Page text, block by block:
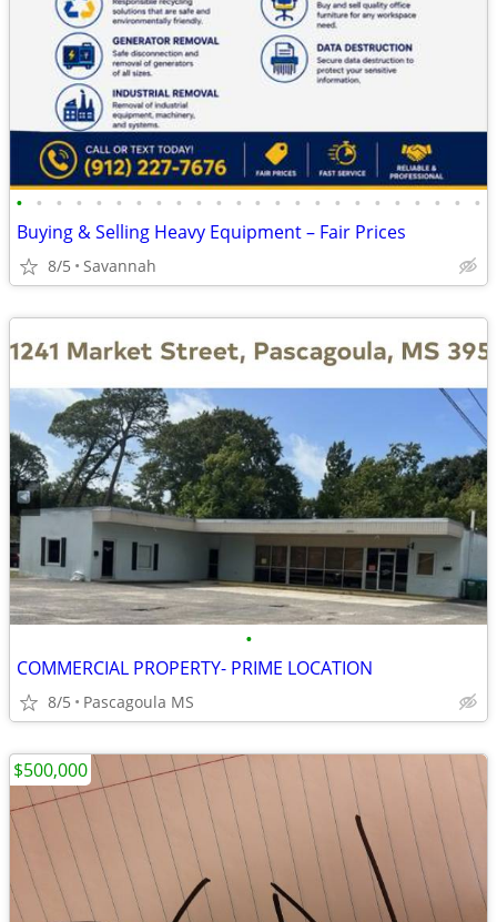
• • • • • • • • • • • • • • • • • • • • • • • •
Buying & Selling Heavy Equipment – Fair Prices
8/5 Savannah
•
COMMERCIAL PROPERTY- PRIME LOCATION
8/5 Pascagoula MS
$500,000